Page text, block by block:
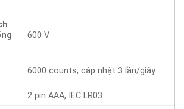
600 V
6000 counts, cập nhật 3 lần/giây
2 pin AAA, IEC LR03